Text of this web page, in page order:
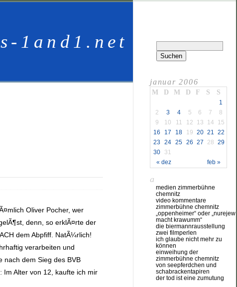
1and1.net
Oliver Pocher, wer
denn, so erklÃ¤rte der
dem Abpfiff. NatÃ¼rlich!
verarbeiten und
nach dem Sieg des BVB
Alter von 12, kaufte ich mir
januar 2006
M D M D F S S
« dez feb »
1
2
3 4 5 6 7
8
9
10 11 12 13 14
15
16
17 18 19 20 21 22
23
24 25 26 27 28 29
30
31
a
medien zimmerbühne
chemnitz
video kommentare
zimmerbühne chemnitz
„oppenheimer“ oder „nurejew
macht krawumm“
die biermannrausstellung
zwei filmperlen
ich glaube nicht mehr zu
können
einweihung der
zimmerbühne chemnitz
von seepferdchen und
schabrackentapiren
der tod ist eine zumutung